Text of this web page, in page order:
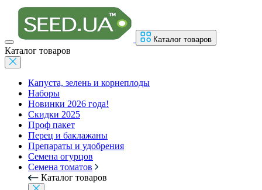
Каталог товаров
Каталог товаров
Капуста, зелень и корнеплоды
Наборы
Новинки 2026 года!
Скидки 2025
Проф пакет
Перец и баклажаны
Препараты и удобрения
Семена огурцов
Семена томатов
Каталог товаров